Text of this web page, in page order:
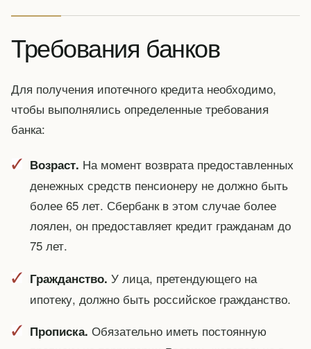
Требования банков
Для получения ипотечного кредита необходимо,
чтобы выполнялись определенные требования
банка:
Возраст. На момент возврата предоставленных
денежных средств пенсионеру не должно быть
более 65 лет. Сбербанк в этом случае более
лоялен, он предоставляет кредит гражданам до
75 лет.
Гражданство. У лица, претендующего на
ипотеку, должно быть российское гражданство.
Прописка. Обязательно иметь постоянную